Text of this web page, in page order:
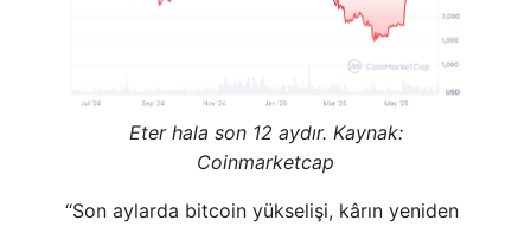
Eter hala son 12 aydır. Kaynak:
Coinmarketcap
“Son aylarda bitcoin yükselişi, kârın yeniden